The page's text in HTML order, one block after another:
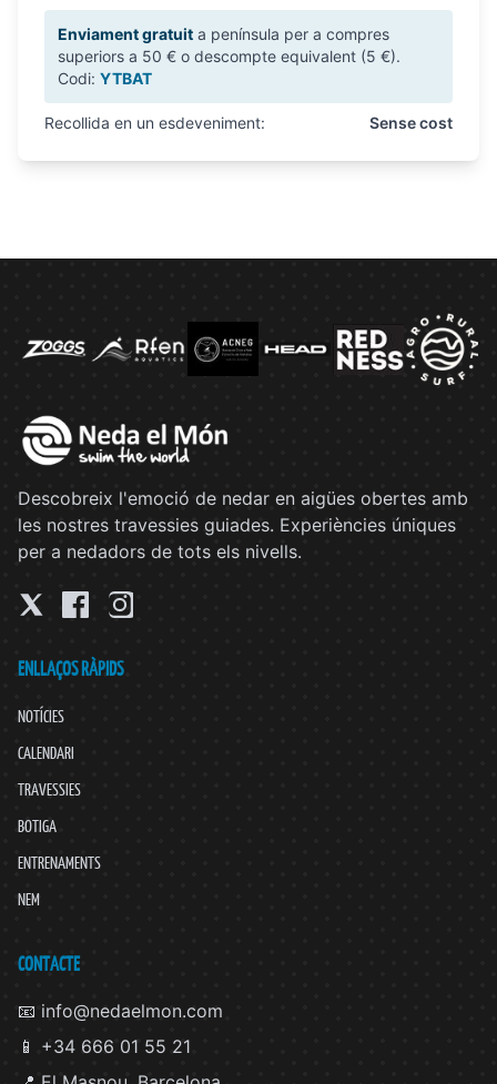
Enviament gratuit a península per a compres
superiors a 50 € o descompte equivalent (5 €).
Codi: YTBAT
Recollida en un esdeveniment: Sense cost
Descobreix l'emoció de nedar en aigües obertes amb
les nostres travessies guiades. Experiències úniques
per a nedadors de tots els nivells.
ENLLAÇOS RÀPIDS
NOTÍCIES
CALENDARI
TRAVESSIES
BOTIGA
ENTRENAMENTS
NEM
CONTACTE
📧 info@nedaelmon.com
📱 +34 666 01 55 21